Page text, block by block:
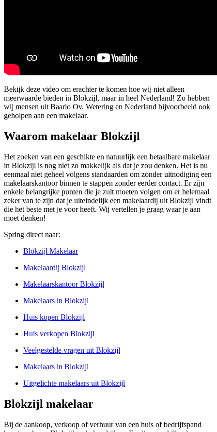
Bekijk deze video om erachter te komen hoe wij niet alleen
meerwaarde bieden in Blokzijl, maar in heel Nederland! Zo hebben
wij mensen uit Baarlo Ov, Wetering en Nederland bijvoorbeeld ook
geholpen aan een makelaar.
Waarom makelaar Blokzijl
Het zoeken van een geschikte en natuurlijk een betaalbare makelaar
in Blokzijl is nog niet zo makkelijk als dat je zou denken. Het is nu
eenmaal niet geheel volgens standaarden om zonder uitnodiging een
makelaarskantoor binnen te stappen zonder eerder contact. Er zijn
enkele belangrijke punten die je zult moeten volgen om er helemaal
zeker van te zijn dat je uiteindelijk een makelaardij uit Blokzijl vindt
die het beste met je voor heeft. Wij vertellen je graag waar je aan
moet denken!
Spring direct naar:
Blokzijl Makelaar
Makelaardij Blokzijl
Makelaarskantoor Blokzijl
Makelaars in Blokzijl
Huis kopen Blokzijl
Huis verkopen Blokzijl
Veelgestelde vragen uit Blokzijl
Makelaars in Blokzijl
Uitgelichte makelaars uit Blokzijl
Blokzijl makelaar
Bij de aankoop, verkoop of verhuur van een huis of bedrijfspand